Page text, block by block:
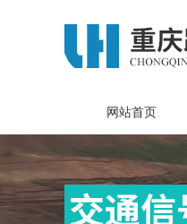
网站首页